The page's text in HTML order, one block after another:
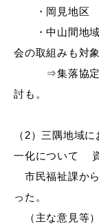
防災・防犯
気象情報
目的別
・岡見地区
・中山間地域
会の取組みも対
⇒集落協定の
討も。
（2）三隅地域
一化について
市民福祉課か
った。
（主な意見等）